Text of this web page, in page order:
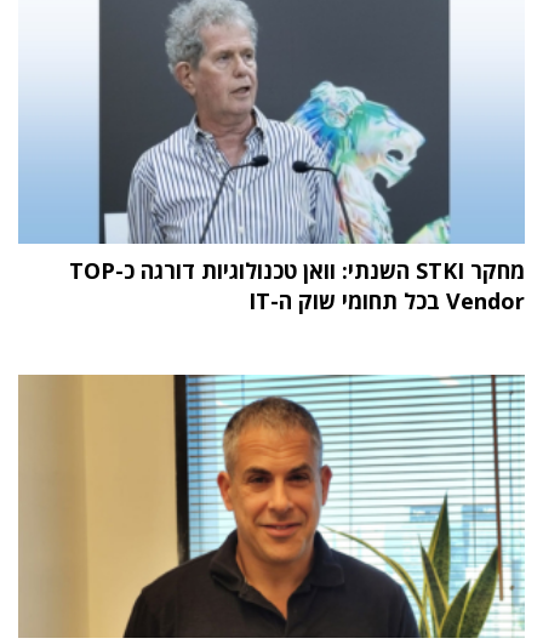
מחקר STKI השנתי: וואן טכנולוגיות דורגה כ-TOP
Vendor בכל תחומי שוק ה-IT